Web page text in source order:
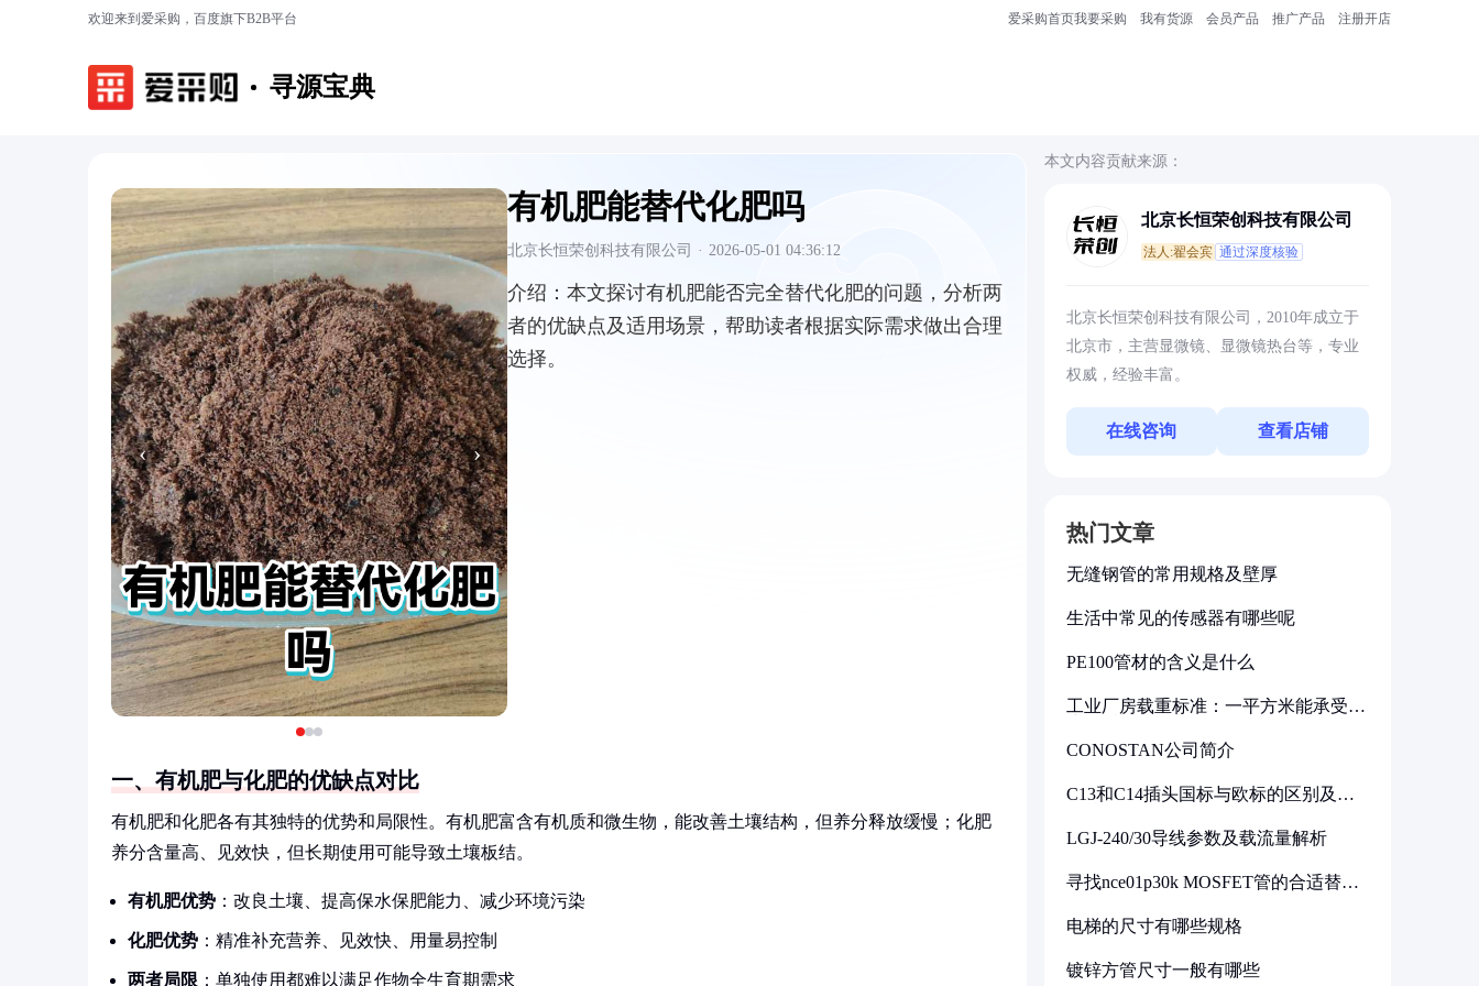
欢迎来到爱采购，百度旗下B2B平台 爱采购首页我要采购 我有货源 会员产品 推广产品 注册开店
寻源宝典
‹ ›
有机肥能替代化肥吗
北京长恒荣创科技有限公司 · 2026-05-01 04:36:12
介绍： 本文探讨有机肥能否完全替代化肥的问题，分析两
者的优缺点及适用场景，帮助读者根据实际需求做出合理
选择。
一、有机肥与化肥的优缺点对比
有机肥和化肥各有其独特的优势和局限性。有机肥富含有机质和微生物，能改善土壤结构，但养分释放缓慢；化肥
养分含量高、见效快，但长期使用可能导致土壤板结。
有机肥优势 ：改良土壤、提高保水保肥能力、减少环境污染
化肥优势 ：精准补充营养、见效快、用量易控制
两者局限 ：单独使用都难以满足作物全生育期需求
本文内容贡献来源：
北京长恒荣创科技有限公司
法人:翟会宾 通过深度核验
北京长恒荣创科技有限公司，2010年成立于
北京市，主营显微镜、显微镜热台等，专业
权威，经验丰富。
在线咨询 查看店铺
热门文章
无缝钢管的常用规格及壁厚
生活中常见的传感器有哪些呢
PE100管材的含义是什么
工业厂房载重标准：一平方米能承受多
CONOSTAN公司简介
C13和C14插头国标与欧标的区别及其
LGJ-240/30导线参数及载流量解析
寻找nce01p30k MOSFET管的合适替代
电梯的尺寸有哪些规格
镀锌方管尺寸一般有哪些